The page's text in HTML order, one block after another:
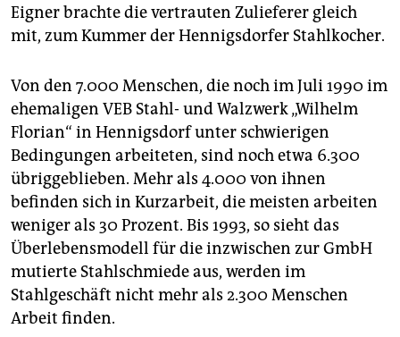
Eigner brachte die vertrauten Zulieferer gleich
mit, zum Kummer der Hennigsdorfer Stahlkocher.
Von den 7.000 Menschen, die noch im Juli 1990 im
ehemaligen VEB Stahl- und Walzwerk „Wilhelm
Florian“ in Hennigsdorf unter schwierigen
Bedingungen arbeiteten, sind noch etwa 6.300
übriggeblieben. Mehr als 4.000 von ihnen
befinden sich in Kurzarbeit, die meisten arbeiten
weniger als 30 Prozent. Bis 1993, so sieht das
Überlebensmodell für die inzwischen zur GmbH
mutierte Stahlschmiede aus, werden im
Stahlgeschäft nicht mehr als 2.300 Menschen
Arbeit finden.